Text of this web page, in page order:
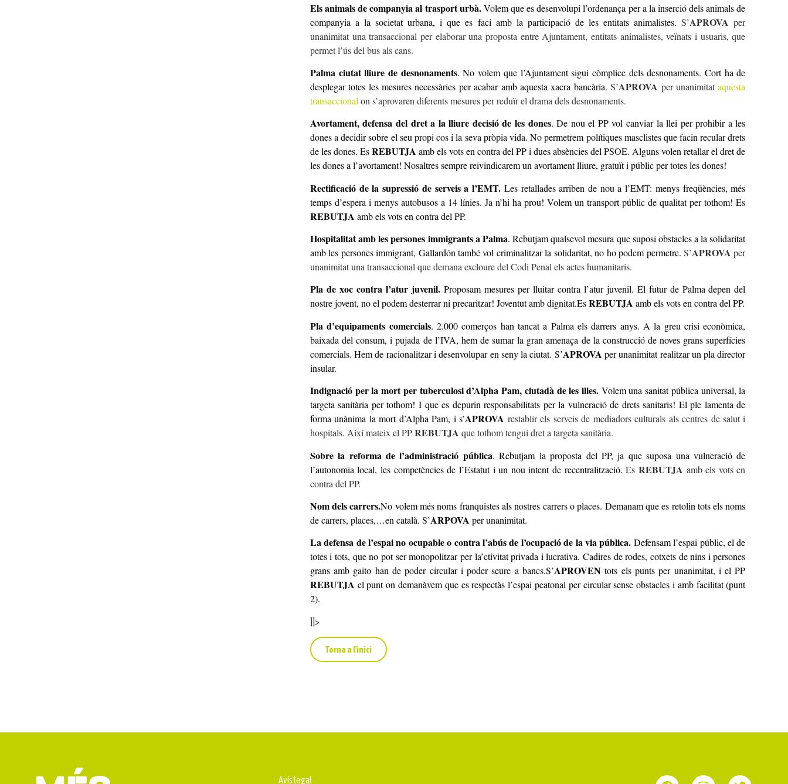
Els animals de companyia al trasport urbà.Volem que es desenvolupi l’ordenança per a la inserció dels animals de
companyia a la societat urbana, i que es faci amb la participació de les entitats animalistes.S’APROVA per
unanimitat una transaccional per elaborar una proposta entre Ajuntament, entitats animalistes, veïnats i usuaris, que
permet l’ús del bus als cans.
Palma ciutat lliure de desnonaments. No volem que l’Ajuntament sigui còmplice dels desnonaments. Cort ha de
desplegar totes les mesures necessàries per acabar amb aquesta xacra bancària.S’APROVA per unanimitataquesta
transaccional on s’aprovaren diferents mesures per reduïr el drama dels desnonaments.
Avortament, defensa del dret a la lliure decisió de les dones. De nou el PP vol canviar la llei per prohibir a les
dones a decidir sobre el seu propi cos i la seva pròpia vida. No permetrem polítiques masclistes que facin recular drets
de les dones. EsREBUTJA amb els vots en contra del PP i dues absències del PSOE. Alguns volen retallar el dret de
les dones a l’avortament! Nosaltres sempre reivindicarem un avortament lliure, gratuït i públic per totes les dones!
Rectificació de la supressió de serveis a l’EMT. Les retallades arriben de nou a l’EMT: menys freqüències, més
temps d’espera i menys autobusos a 14 línies. Ja n’hi ha prou! Volem un transport públic de qualitat per tothom! Es
REBUTJA amb els vots en contra del PP.
Hospitalitat amb les persones immigrants a Palma.Rebutjam qualsevol mesura que suposi obstacles a la solidaritat
amb les persones immigrant, Gallardón també vol criminalitzar la solidaritat, no ho podem permetre.S’APROVA per
unanimitat una transaccional que demana excloure del Codi Penal els actes humanitaris.
Pla de xoc contra l’atur juvenil.Proposam mesures per lluitar contra l’atur juvenil. El futur de Palma depen del
nostre jovent, no el podem desterrar ni precaritzar! Joventut amb dignitat.EsREBUTJA amb els vots en contra del PP.
Pla d’equipaments comercials. 2.000 comerços han tancat a Palma els darrers anys. A la greu crisi econòmica,
baixada del consum, i pujada de l’IVA, hem de sumar la gran amenaça de la construcció de noves grans superfícies
comercials. Hem de racionalitzar i desenvolupar en seny la ciutat. S’APROVA per unanimitat realitzar un pla director
insular.
Indignació per la mort per tuberculosi d’Alpha Pam, ciutadà de les illes. Volem una sanitat pública universal, la
targeta sanitària per tothom! I que es depurin responsabilitats per la vulneració de drets sanitaris! El ple lamenta de
forma unànima la mort d’Alpha Pam, i s’APROVA restablir els serveis de mediadors culturals als centres de salut i
hospitals. Així mateix el PPREBUTJA que tothom tengui dret a targeta sanitària.
Sobre la reforma de l’administració pública. Rebutjam la proposta del PP, ja que suposa una vulneració de
l’autonomia local, les competències de l’Estatut i un nou intent de recentralització.Es REBUTJA amb els vots en
contra del PP.
Nom dels carrers.No volem més noms franquistes als nostres carrers o places. Demanam que es retolin tots els noms
de carrers, places,…en català. S’ARPOVA per unanimitat.
La defensa de l’espai no ocupable o contra l’abús de l’ocupació de la via pública. Defensam l’espai públic, el de
totes i tots, que no pot ser monopolitzar per la’ctivitat privada i lucrativa. Cadires de rodes, cotxets de nins i persones
grans amb gaito han de poder circular i poder seure a bancs.S’APROVEN tots els punts per unanimitat, i el PP
REBUTJA el punt on demanàvem que es respectàs l’espai peatonal per circular sense obstacles i amb facilitat (punt
2).
]]>
Torna a l'inici
Avís legal